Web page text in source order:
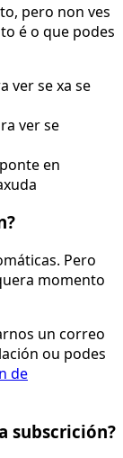
pero non ves
é o que podes
ver se xa se
ver se
en
Pero
momento
un correo
ou podes
de
subscrición?